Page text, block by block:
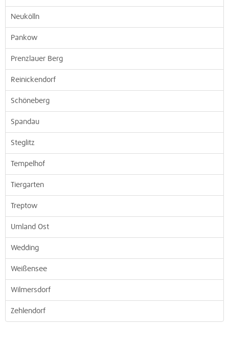
Neukölln
Pankow
Prenzlauer Berg
Reinickendorf
Schöneberg
Spandau
Steglitz
Tempelhof
Tiergarten
Treptow
Umland Ost
Wedding
Weißensee
Wilmersdorf
Zehlendorf